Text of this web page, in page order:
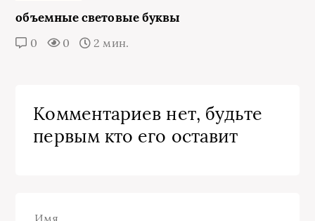
объемные световые буквы
0 0 2 мин.
Комментариев нет, будьте
первым кто его оставит